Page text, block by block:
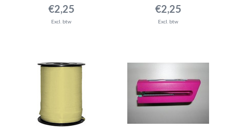
€2,25
Excl. btw
€2,25
Excl. btw